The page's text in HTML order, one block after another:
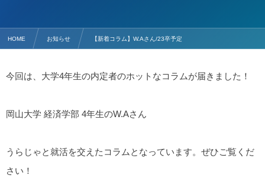
HOME お知らせ 【新着コラム】W.Aさん/23卒予定
今回は、大学4年生の内定者のホットなコラムが届きました！
岡山大学 経済学部 4年生のW.Aさん
うらじゃと就活を交えたコラムとなっています。ぜひご覧くだ
さい！